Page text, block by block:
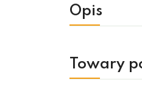
Opis
Towary